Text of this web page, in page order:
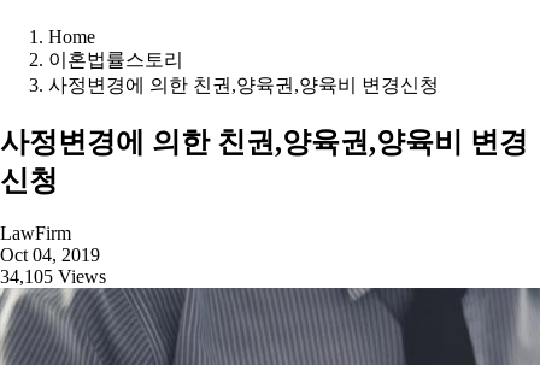
Home
이혼법률스토리
사정변경에 의한 친권,양육권,양육비 변경신청
사정변경에 의한 친권,양육권,양육비 변경
신청
LawFirm
Oct 04, 2019
34,105 Views